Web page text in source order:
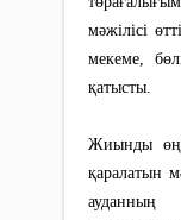
мәжілісі
мекеме,
қатысты.
Жиынды
қаралатын